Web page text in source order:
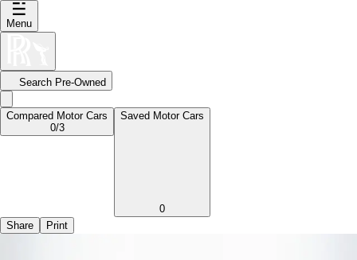
Menu
Search Pre-Owned
Compared Motor Cars
0/3
Saved Motor Cars
0
Share
Print